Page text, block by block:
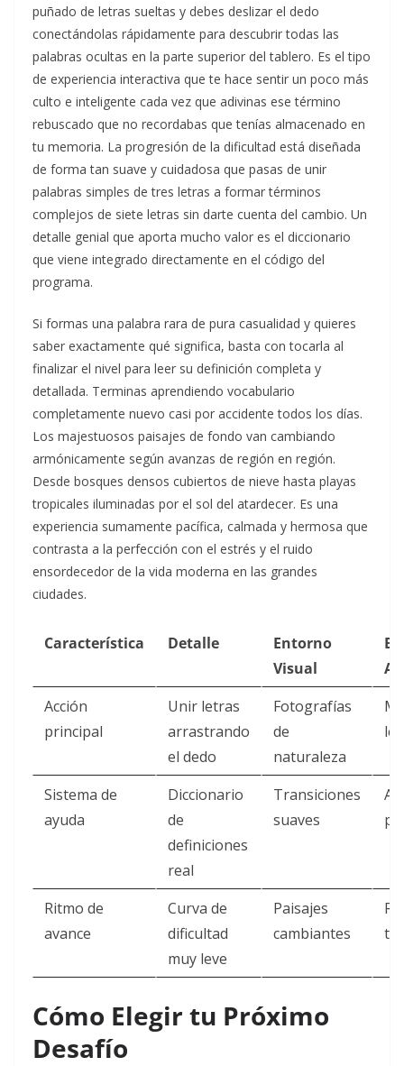
puñado de letras sueltas y debes deslizar el dedo
conectándolas rápidamente para descubrir todas las
palabras ocultas en la parte superior del tablero. Es el tipo
de experiencia interactiva que te hace sentir un poco más
culto e inteligente cada vez que adivinas ese término
rebuscado que no recordabas que tenías almacenado en
tu memoria. La progresión de la dificultad está diseñada
de forma tan suave y cuidadosa que pasas de unir
palabras simples de tres letras a formar términos
complejos de siete letras sin darte cuenta del cambio. Un
detalle genial que aporta mucho valor es el diccionario
que viene integrado directamente en el código del
programa.
Si formas una palabra rara de pura casualidad y quieres
saber exactamente qué significa, basta con tocarla al
finalizar el nivel para leer su definición completa y
detallada. Terminas aprendiendo vocabulario
completamente nuevo casi por accidente todos los días.
Los majestuosos paisajes de fondo van cambiando
armónicamente según avanzas de región en región.
Desde bosques densos cubiertos de nieve hasta playas
tropicales iluminadas por el sol del atardecer. Es una
experiencia sumamente pacífica, calmada y hermosa que
contrasta a la perfección con el estrés y el ruido
ensordecedor de la vida moderna en las grandes
ciudades.
Característica Detalle
Entorno
Visual
Acción
principal
Unir letras
arrastrando
el dedo
Fotografías
de
naturaleza
Sistema de
ayuda
Diccionario
de
definiciones
real
Transiciones
suaves
Ritmo de
avance
Curva de
dificultad
muy leve
Paisajes
cambiantes
Cómo Elegir tu Próximo
Desafío